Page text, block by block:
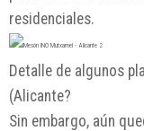
residenciales.
Detalle de algunos
(Alicante?
Sin embargo, aún